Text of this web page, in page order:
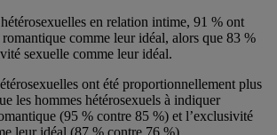
en relation intime, 91 % ont
comme leur idéal, alors que 83 %
sexuelle comme leur idéal.
ont été proportionnellement plus
les hommes hétérosexuels à indiquer
(95 % contre 85 %) et l’exclusivité
leur idéal (87 % contre 76 %).